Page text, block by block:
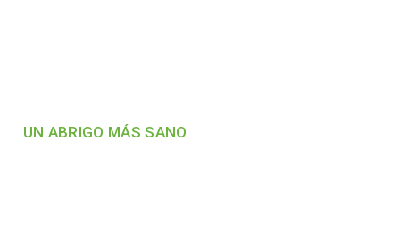
UN ABRIGO MÁS SANO